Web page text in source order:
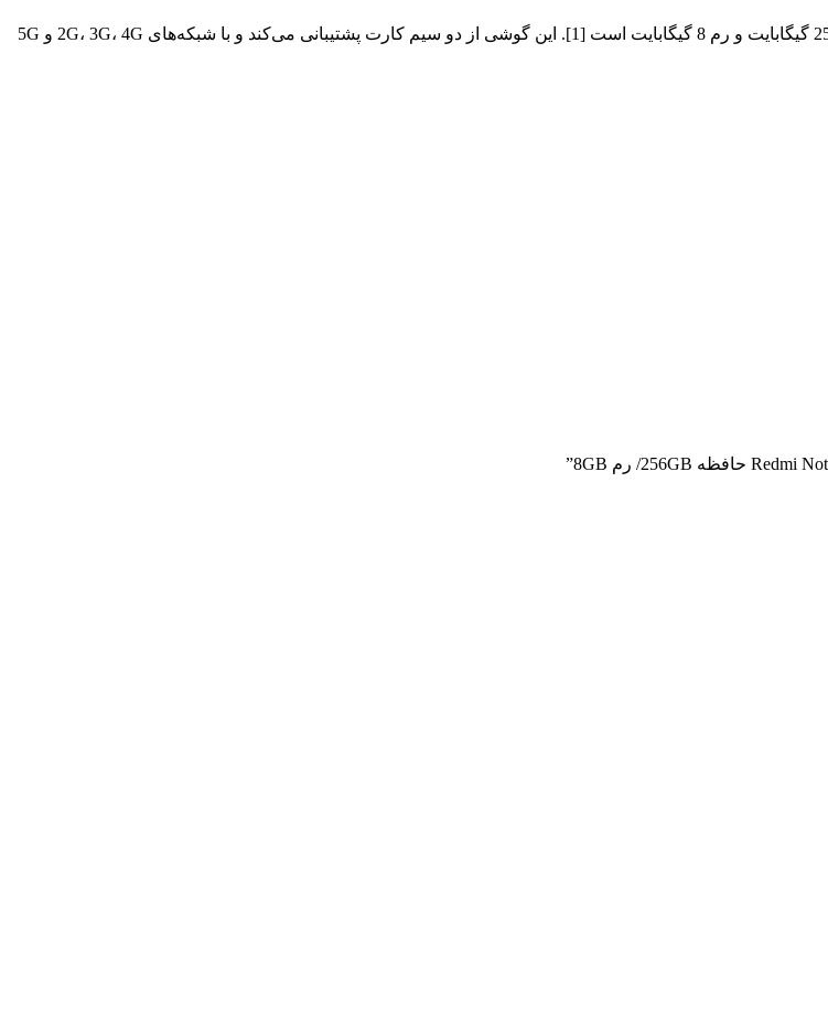
Chipset:گوشی موبایل شیائومی مدل Redmi Note 11 Pro Plus Global دارای حافظه داخلی 256 گیگابایت و رم 8 گیگابایت است [1]. این گوشی از دو سیم کارت پشتیبانی می‌کند و با شبکه‌های 2G، 3G، 4G و 5G